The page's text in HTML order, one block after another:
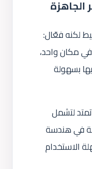
الجاهزة
لكنه فعّال:
مكان واحد،
بسهولة
لتشمل
في هندسة
الاستخدام